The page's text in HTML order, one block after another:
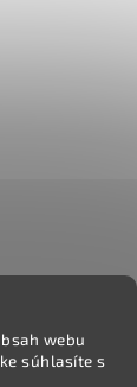
webu
súhlasíte s